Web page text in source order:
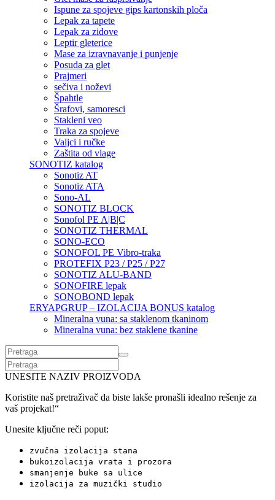
Ispune za spojeve gips kartonskih ploča
Lepak za tapete
Lepak za zidove
Leptir gleterice
Mase za izravnavanje i punjenje
Posuda za glet
Prajmeri
sečiva i noževi
Špahtle
Šrafovi, samoresci
Stakleni veo
Traka za spojeve
Valjci i ručke
Zaštita od vlage
SONOTIZ katalog
Sonotiz AT
Sonotiz ATA
Sono-AL
SONOTIZ BLOCK
Sonofol PE A|B|C
SONOTIZ THERMAL
SONO-ECO
SONOFOL PE Vibro-traka
PROTEFIX P23 / P25 / P27
SONOTIZ ALU-BAND
SONOFIRE lepak
SONOBOND lepak
ERYAPGRUP – IZOLACIJA BONUS katalog
Mineralna vuna: sa staklenom tkaninom
Mineralna vuna: bez staklene tkanine
UNESITE NAZIV PROIZVODA
Koristite naš pretraživač da biste lakše pronašli idealno rešenje za
vaš projekat!“
Unesite ključne reči poput:
zvučna izolacija stana
bukoizolacija vrata i prozora
smanjenje buke sa ulice
izolacija za muzički studio